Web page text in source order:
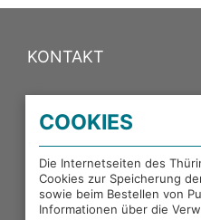
KONTAKT
PORTALE DES
EXTERNE LINKS
COOKIES
Die Internetseiten des
Cookies zur Speicherung
sowie beim Bestellen von
Informationen über die